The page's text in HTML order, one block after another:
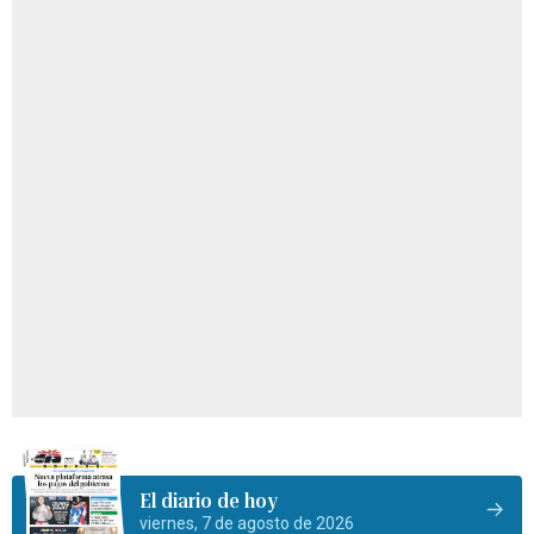
El diario de hoy
viernes, 7 de agosto de 2026